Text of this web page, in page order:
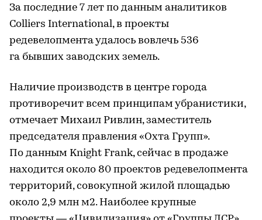
За последние 7 лет по данным аналитиков
Colliers International, в проекты
редевелопмента удалось вовлечь 536
га бывших заводских земель.
Наличие производств в центре города
противоречит всем принципам убранистики,
отмечает Михаил Ривлин, заместитель
председателя правления «Охта Групп».
По данным Knight Frank, cейчас в продаже
находится около 80 проектов редевелопмента
территорий, совокупной жилой площадью
около 2,9 млн м2. Наиболее крупные